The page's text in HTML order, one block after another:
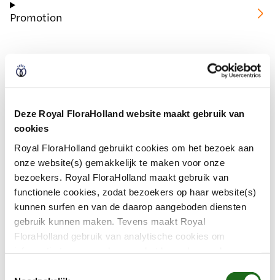
Deze Royal FloraHolland website maakt gebruik van
cookies
Royal FloraHolland gebruikt cookies om het bezoek aan
onze website(s) gemakkelijk te maken voor onze
bezoekers. Royal FloraHolland maakt gebruik van
functionele cookies, zodat bezoekers op haar website(s)
kunnen surfen en van de daarop aangeboden diensten
gebruik kunnen maken. Tevens maakt Royal
FloraHolland gebruik van analytische cookies om
Promotion
Grundriss und Liste der
Aussteller
Gibt es einen Grundriss mit einer Liste der
Aussteller?
Standort und Öffnungszeiten